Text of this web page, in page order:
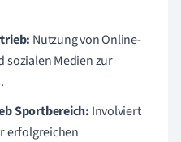
Nutzung von Online-
sozialen Medien zur
Sportbereich: Involviert
erfolgreichen